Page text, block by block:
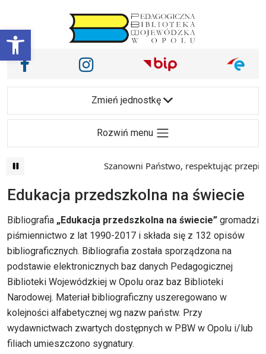
Otwórz pasek narzędzi
Main Navigation
Nasze media społecznościowe i inne
Facebook Instagram
Zmień jednostkę
Rozwiń menu
Szanowni Państwo, respektując przepisy
Edukacja przedszkolna na świecie
Bibliografia „Edukacja przedszkolna na świecie” gromadzi
piśmiennictwo z lat 1990-2017 i składa się z 132 opisów
bibliograficznych. Bibliografia została sporządzona na
podstawie elektronicznych baz danych Pedagogicznej
Biblioteki Wojewódzkiej w Opolu oraz baz Biblioteki
Narodowej. Materiał bibliograficzny uszeregowano w
kolejności alfabetycznej wg nazw państw. Przy
wydawnictwach zwartych dostępnych w PBW w Opolu i/lub
filiach umieszczono sygnatury.